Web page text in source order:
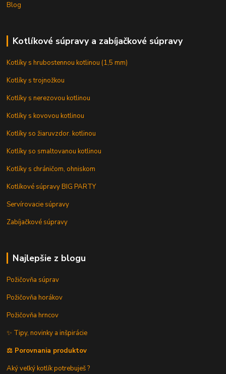
Blog
Kotlíkové súpravy a zabíjačkové súpravy
Kotlíky s hrubostennou kotlinou (1,5 mm)
Kotlíky s trojnožkou
Kotlíky s nerezovou kotlinou
Kotlíky s kovovou kotlinou
Kotlíky so žiaruvzdor. kotlinou
Kotlíky so smaltovanou kotlinou
Kotlíky s chráničom, ohniskom
Kotlíkové súpravy BIG PARTY
Servírovacie súpravy
Zabíjačkové súpravy
Najlepšie z blogu
Požičovňa súprav
Požičovňa horákov
Požičovňa hrncov
✨ Tipy, novinky a inšpirácie
⚖️ Porovnania produktov
Aký veľký kotlík potrebuješ ?